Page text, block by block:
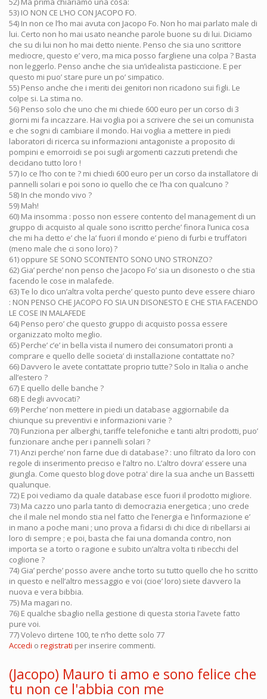
53) IO NON CE L’HO CON JACOPO FO.
54) In non ce l’ho mai avuta con Jacopo Fo. Non ho mai parlato male di
lui. Certo non ho mai usato neanche parole buone su di lui. Diciamo
che su di lui non ho mai detto niente. Penso che sia uno scrittore
mediocre, questo e’ vero, ma mica posso fargliene una colpa ? Basta
non leggerlo. Penso anche che sia un’idealista pasticcione. E per
questo mi puo’ stare pure un po’ simpatico.
55) Penso anche che i meriti dei genitori non ricadono sui figli. Le
colpe si. La stima no.
56) Penso solo che uno che mi chiede 600 euro per un corso di 3
giorni mi fa incazzare. Hai voglia poi a scrivere che sei un comunista
e che sogni di cambiare il mondo. Hai voglia a mettere in piedi
laboratori di ricerca su informazioni antagoniste a proposito di
pompini e emorroidi se poi sugli argomenti cazzuti pretendi che
decidano tutto loro !
57) Io ce l’ho con te ? mi chiedi 600 euro per un corso da installatore di
pannelli solari e poi sono io quello che ce l’ha con qualcuno ?
58) In che mondo vivo ?
59) Mah!
60) Ma insomma : posso non essere contento del management di un
gruppo di acquisto al quale sono iscritto perche’ finora l’unica cosa
che mi ha detto e’ che la’ fuori il mondo e’ pieno di furbi e truffatori
(meno male che ci sono loro) ?
61) oppure SE SONO SCONTENTO SONO UNO STRONZO?
62) Gia’ perche’ non penso che Jacopo Fo’ sia un disonesto o che stia
facendo le cose in malafede.
63) Te lo dico un’altra volta perche’ questo punto deve essere chiaro
: NON PENSO CHE JACOPO FO SIA UN DISONESTO E CHE STIA FACENDO
LE COSE IN MALAFEDE
64) Penso pero’ che questo gruppo di acquisto possa essere
organizzato molto meglio.
65) Perche’ c’e’ in bella vista il numero dei consumatori pronti a
comprare e quello delle societa’ di installazione contattate no?
66) Davvero le avete contattate proprio tutte? Solo in Italia o anche
all’estero ?
67) E quello delle banche ?
68) E degli avvocati?
69) Perche’ non mettere in piedi un database aggiornabile da
chiunque su preventivi e informazioni varie ?
70) Funziona per alberghi, tariffe telefoniche e tanti altri prodotti, puo’
funzionare anche per i pannelli solari ?
71) Anzi perche’ non farne due di database? : uno filtrato da loro con
regole di inserimento preciso e l’altro no. L’altro dovra’ essere una
giungla. Come questo blog dove potra' dire la sua anche un Bassetti
qualunque.
72) E poi vediamo da quale database esce fuori il prodotto migliore.
73) Ma cazzo uno parla tanto di democrazia energetica ; uno crede
che il male nel mondo stia nel fatto che l’energia e l’informazione e’
in mano a poche mani ; uno prova a fidarsi di chi dice di ribellarsi ai
loro di sempre ; e poi, basta che fai una domanda contro, non
importa se a torto o ragione e subito un’altra volta ti ribecchi del
coglione ?
74) Gia’ perche’ posso avere anche torto su tutto quello che ho scritto
in questo e nell’altro messaggio e voi (cioe’ loro) siete davvero la
nuova e vera bibbia.
75) Ma magari no.
76) E qualche sbaglio nella gestione di questa storia l’avete fatto
pure voi.
77) Volevo dirtene 100, te n’ho dette solo 77
Accedi o registrati per inserire commenti.
(Jacopo) Mauro ti amo e sono felice che
tu non ce l'abbia con me